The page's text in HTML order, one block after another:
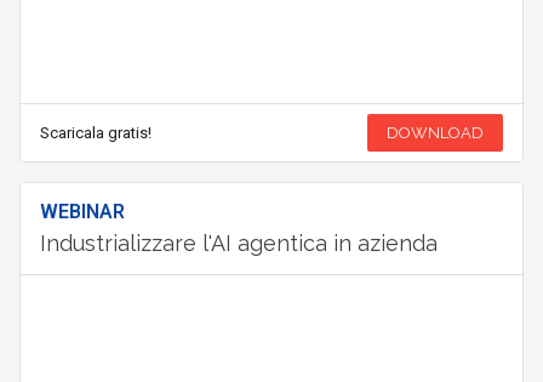
Scaricala gratis! DOWNLOAD
WEBINAR
Industrializzare l'AI agentica in azienda